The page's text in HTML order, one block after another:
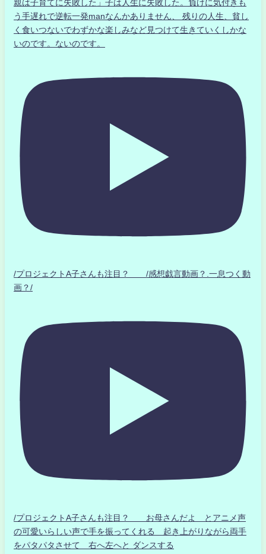
親は子育てに失敗した」子は人生に失敗した。負けに気付きも
う手遅れで逆転一発manなんかありません、 残りの人生、貧し
く食いつないでわずかな楽しみなど見つけて生きていくしかな
いのです。ないのです。
/プロジェクトA子さんも注目？ /感想戯言動画？.一息つく動
画？/
/プロジェクトA子さんも注目？ お母さんだよ とアニメ声
の可愛いらしい声で手を振ってくれる 起き上がりながら両手
をパタパタさせて 右へ左へと ダンスする